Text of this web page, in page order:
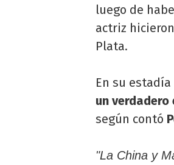
luego de
actriz
Plata.
En su
un
según contó
"La China y